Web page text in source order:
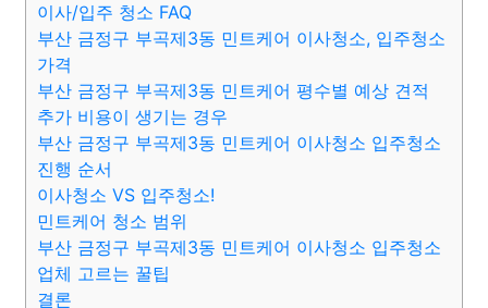
이사/입주 청소 FAQ
부산 금정구 부곡제3동 민트케어 이사청소, 입주청소
가격
부산 금정구 부곡제3동 민트케어 평수별 예상 견적
추가 비용이 생기는 경우
부산 금정구 부곡제3동 민트케어 이사청소 입주청소
진행 순서
이사청소 VS 입주청소!
민트케어 청소 범위
부산 금정구 부곡제3동 민트케어 이사청소 입주청소
업체 고르는 꿀팁
결론